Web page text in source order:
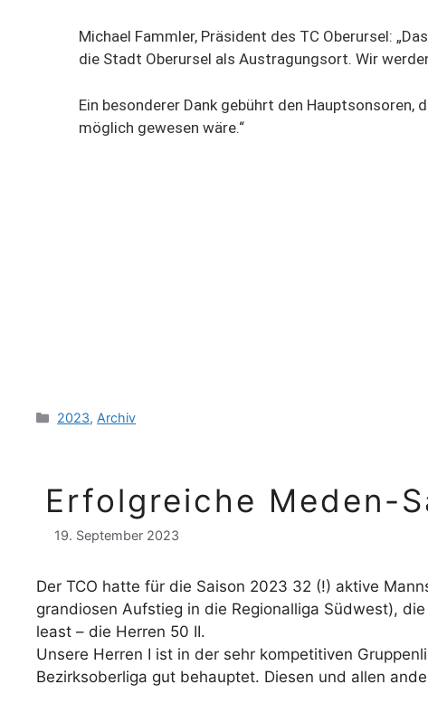
Michael Fammler, Präsident des TC Oberursel:
die Stadt Oberursel als Austragungsort. Wir
Ein besonderer Dank gebührt den
möglich gewesen wäre.“
2023, Archiv
Erfolgreiche Meden-
19. September 2023
Der TCO hatte für die Saison 2023 32 (!) aktive
grandiosen Aufstieg in die Regionalliga Südwest),
least – die Herren 50 II.
Unsere Herren I ist in der sehr kompetitiven
Bezirksoberliga gut behauptet. Diesen und allen